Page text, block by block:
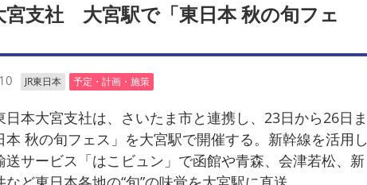
宮支社 大宮駅で「東日本 秋の旬フェ
JR東日本 予定・計画・施策
本大宮支社は、さいたま市と連携し、23日から26日ま
本 秋の旬フェス」を大宮駅で開催する。新幹線を活用し
送サービス「はこビュン」で函館や青森、会津若松、新